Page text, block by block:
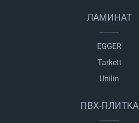
ЛАМИНАТ
EGGER
Tarkett
Unilin
ПВХ-ПЛИТКА